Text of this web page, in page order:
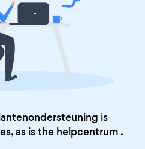
is
as is the helpcentrum .